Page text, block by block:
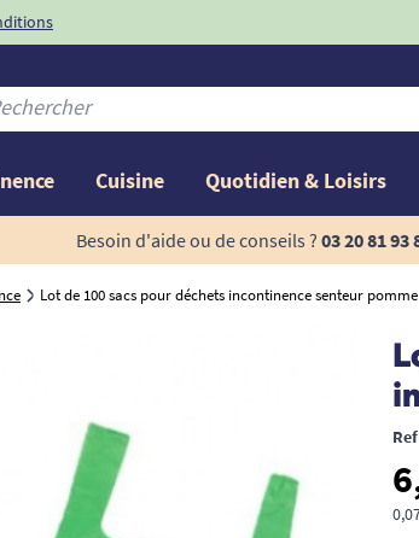
Cuisine Quotidien & Loisirs
Besoin d'aide ou de conseils ? 03 20 81 93
Lot de 100 sacs pour déchets incontinence senteur pomme